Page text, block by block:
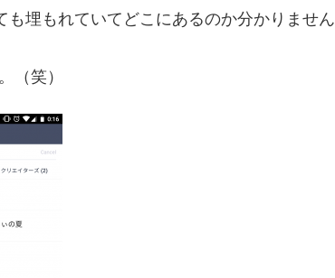
埋もれていてどこにあるのか分かりません
（笑）